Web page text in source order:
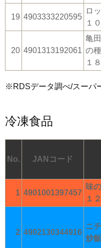
19 4903333220595
ロ
１
20 4901313192061
亀
の
１
※RDSデータ調べ/スーパ
冷凍食品
No. JANコード
1 4901001397457
味
１
2 4902130344916
ニ
炒